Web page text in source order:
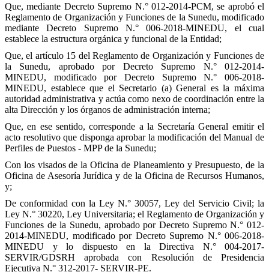
Que, mediante Decreto Supremo N.° 012-2014-PCM, se aprobó el
Reglamento de Organización y Funciones de la Sunedu, modificado
mediante Decreto Supremo N.° 006-2018-MINEDU, el cual
establece la estructura orgánica y funcional de la Entidad;
Que, el artículo 15 del Reglamento de Organización y Funciones de
la Sunedu, aprobado por Decreto Supremo N.° 012-2014-
MINEDU, modificado por Decreto Supremo N.° 006-2018-
MINEDU, establece que el Secretario (a) General es la máxima
autoridad administrativa y actúa como nexo de coordinación entre la
alta Dirección y los órganos de administración interna;
Que, en ese sentido, corresponde a la Secretaría General emitir el
acto resolutivo que disponga aprobar la modificación del Manual de
Perfiles de Puestos - MPP de la Sunedu;
Con los visados de la Oficina de Planeamiento y Presupuesto, de la
Oficina de Asesoría Jurídica y de la Oficina de Recursos Humanos,
y;
De conformidad con la Ley N.° 30057, Ley del Servicio Civil; la
Ley N.° 30220, Ley Universitaria; el Reglamento de Organización y
Funciones de la Sunedu, aprobado por Decreto Supremo N.° 012-
2014-MINEDU, modificado por Decreto Supremo N.° 006-2018-
MINEDU y lo dispuesto en la Directiva N.° 004-2017-
SERVIR/GDSRH aprobada con Resolución de Presidencia
Ejecutiva N.° 312-2017- SERVIR-PE.